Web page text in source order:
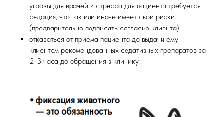
угрозы для врачей и стресса для пациента требуется
седация, что так или иначе имеет свои риски
(предварительно подписать согласие клиента);
отказаться от приема пациента до выдачи ему
клиентом рекомендованных седативных препаратов за
2-3 часа до обращения в клинику.